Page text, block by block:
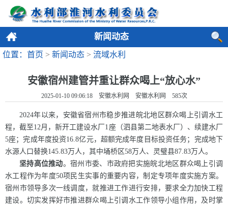
新闻动态
位置：首页 > 新闻动态 > 流域水利
安徽宿州建管并重让群众喝上“放心水”
2025-01-10 09:06:18 安徽水利网 安徽水利网 585次
2024年以来，安徽省宿州市稳步推进皖北地区群众喝上引调水工
程，截至12月，新开工建设水厂1座（泗县第二地表水厂）、续建水厂
5座；完成年度投资16.8亿元，超额完成年度目标投资任务；完成地下
水源人口替换145.83万人，其中埇桥区58万人、灵璧县87.83万人。
坚持高位推动。宿州 市委、市政府把实施皖北地区群众喝上引调
水工程作为年度50项民生实事的重要内容，制定专项年度实施方案。
宿州 市领导多次一线调度，就推进工作进行安排，要求全力加快工程
建设。切实发挥好市推进群众喝上引调水工作领导小组作用，及时掌